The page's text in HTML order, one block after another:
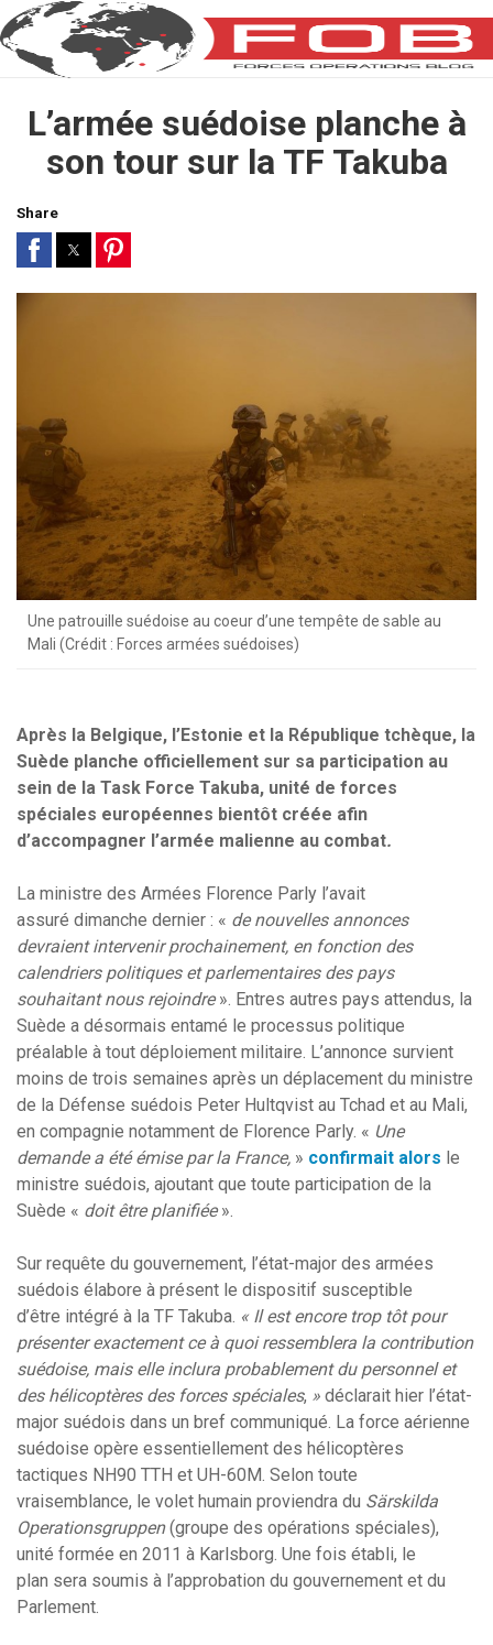
L’armée suédoise planche à
son tour sur la TF Takuba
Share
Une patrouille suédoise au coeur d’une tempête de sable au
Mali (Crédit : Forces armées suédoises)
Après la Belgique, l’Estonie et la République tchèque, la
Suède planche officiellement sur sa participation au
sein de la Task Force Takuba, unité de forces
spéciales européennes bientôt créée afin
d’accompagner l’armée malienne au combat.
La ministre des Armées Florence Parly l’avait
assuré dimanche dernier : « de nouvelles annonces
devraient intervenir prochainement, en fonction des
calendriers politiques et parlementaires des pays
souhaitant nous rejoindre». Entres autres pays attendus, la
Suède a désormais entamé le processus politique
préalable à tout déploiement militaire. L’annonce survient
moins de trois semaines après un déplacement du ministre
de la Défense suédois Peter Hultqvist au Tchad et au Mali,
en compagnie notamment de Florence Parly. « Une
demande a été émise par la France, » confirmait alors le
ministre suédois, ajoutant que toute participation de la
Suède « doit être planifiée».
Sur requête du gouvernement, l’état-major des armées
suédois élabore à présent le dispositif susceptible
d’être intégré à la TF Takuba. « Il est encore trop tôt pour
présenter exactement ce à quoi ressemblera la contribution
suédoise, mais elle inclura probablement du personnel et
des hélicoptères des forces spéciales, » déclarait hier l’état-
major suédois dans un bref communiqué. La force aérienne
suédoise opère essentiellement des hélicoptères
tactiques NH90 TTH et UH-60M. Selon toute
vraisemblance, le volet humain proviendra du Särskilda
Operationsgruppen(groupe des opérations spéciales),
unité formée en 2011 à Karlsborg. Une fois établi, le
plan sera soumis à l’approbation du gouvernement et du
Parlement.